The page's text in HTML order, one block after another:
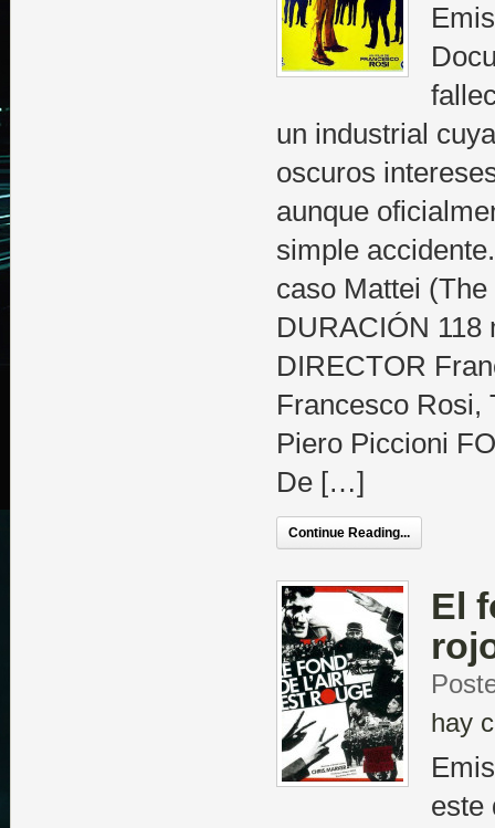
un industrial
oscuros
aunque
simple
caso Mattei
DURACIÓN 118
DIRECTOR
Francesco Rosi,
Piero Piccioni
De […]
Continue Reading...
El
hay
este